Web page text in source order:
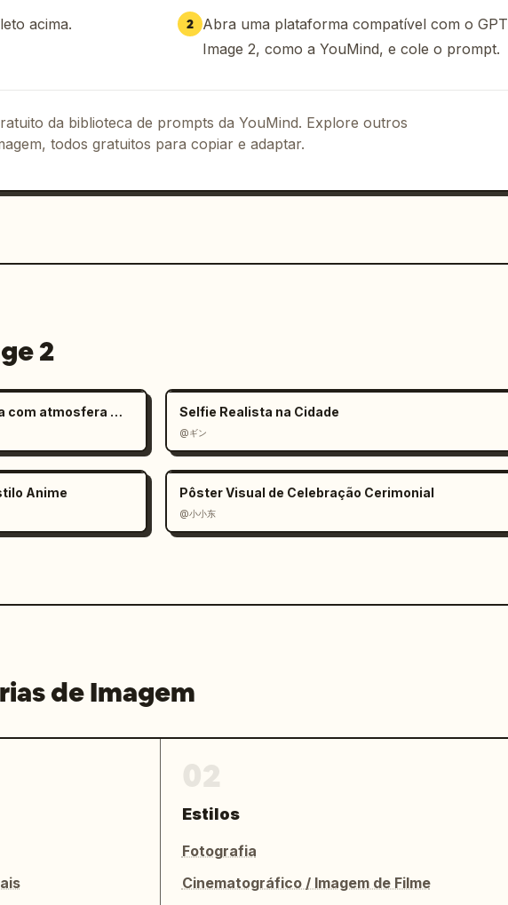
acima. 2 Abra uma plataforma compatível com o GPT
Image 2, como a YouMind, e cole o prompt.
da biblioteca de prompts da YouMind. Explore outros
todos gratuitos para copiar e adaptar.
2
Still de filme de moda em salina com atmosfera melancólica Selfie Realista na Cidade
@ギン
Anime Pôster Visual de Celebração Cerimonial
@小小东
de Imagem
Estilos
Fotografia
Cinematográfico / Imagem de Filme